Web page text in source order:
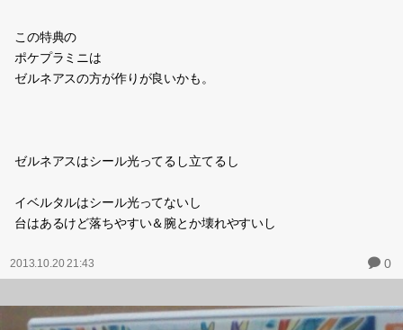
この特典の
ポケプラミニは
ゼルネアスの方が作りが良いかも。
ゼルネアスはシール光ってるし立てるし
イベルタルはシール光ってないし
台はあるけど落ちやすい＆腕とか壊れやすいし
2013.10.20 21:43 0